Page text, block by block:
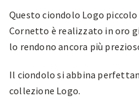
Questo ciondolo Logo
Cornetto è realizzato in oro
lo rendono ancora più
Il ciondolo si abbina
collezione Logo.